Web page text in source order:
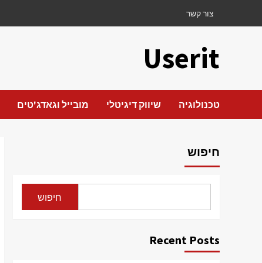
צור קשר
Userit
טכנולוגיה שיווק דיגיטלי מובייל וגאדג'טים
חיפוש
חיפוש
Recent Posts